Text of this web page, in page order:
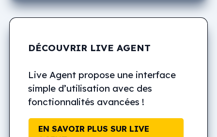
DÉCOUVRIR LIVE AGENT
Live Agent propose une interface
simple d’utilisation avec des
fonctionnalités avancées !
EN SAVOIR PLUS SUR LIVE